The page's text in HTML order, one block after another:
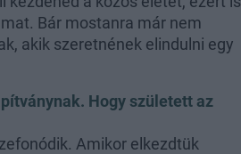
Bár mostanra már nem
akik szeretnének elindulni egy
Hogy született az
Amikor elkezdtük